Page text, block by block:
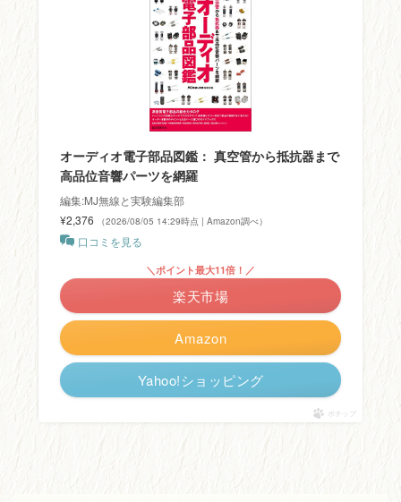
オーディオ電子部品図鑑： 真空管から抵抗器まで
高品位音響パーツを網羅
編集:MJ無線と実験編集部
¥2,376
（2026/08/05 14:29時点 | Amazon調べ）
口コミを見る
Amazon
＼ポイント最大11倍！／
楽天市場
Yahoo!ショッピング
ポチップ